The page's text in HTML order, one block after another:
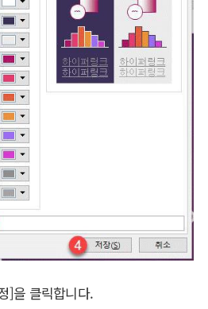
]을 클릭합니다.